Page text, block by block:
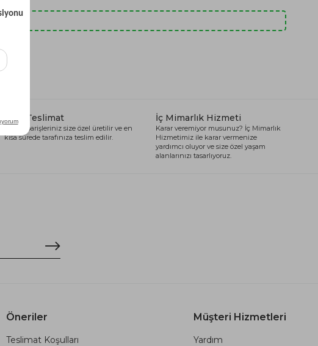
Hızlı Teslimat
Tüm siparişleriniz size özel üretilir ve en
kısa sürede tarafınıza teslim edilir.
İç Mimarlık Hizmeti
Karar veremiyor musunuz? İç Mimarlık
Hizmetimiz ile karar vermenize
yardımcı oluyor ve size özel yaşam
alanlarınızı tasarlıyoruz.
Öneriler
Teslimat Koşulları
Müşteri Hizmetleri
Yardım